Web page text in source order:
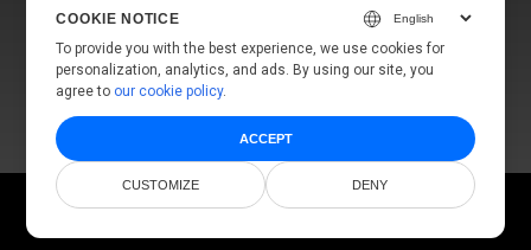
블로그
웹사이트
© Aspose Pty Ltd 2001-2026.
COOKIE NOTICE
To provide you with the best experience, we use cookies for
personalization, analytics, and ads. By using our site, you
agree to our cookie policy.
ACCEPT
CUSTOMIZE DENY